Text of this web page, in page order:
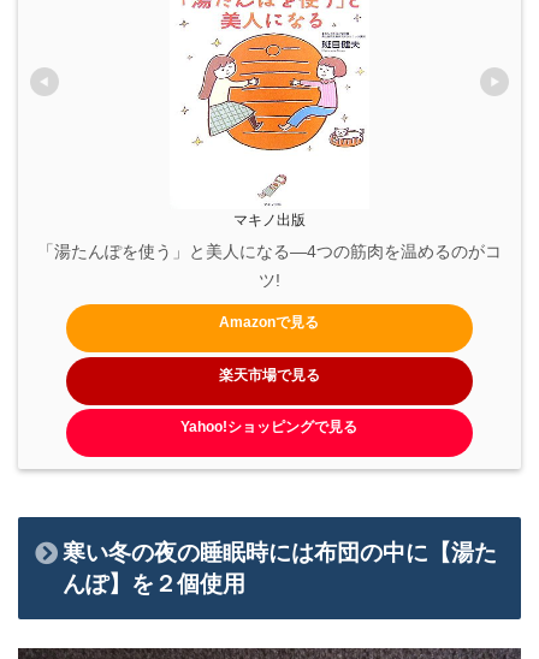
マキノ出版
「湯たんぽを使う」と美人になる―4つの筋肉を温めるのがコ
ツ!
Amazonで見る
楽天市場で見る
Yahoo!ショッピングで見る
寒い冬の夜の睡眠時には布団の中に【湯た
んぽ】を２個使用